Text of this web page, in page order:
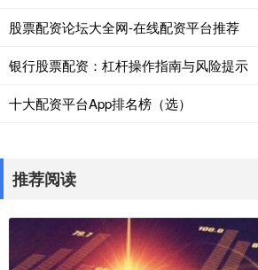
股票配资论坛大全网-在线配资平台推荐
银行股票配资：杠杆操作指南与风险提示
十大配资平台App排名榜（选）
推荐阅读